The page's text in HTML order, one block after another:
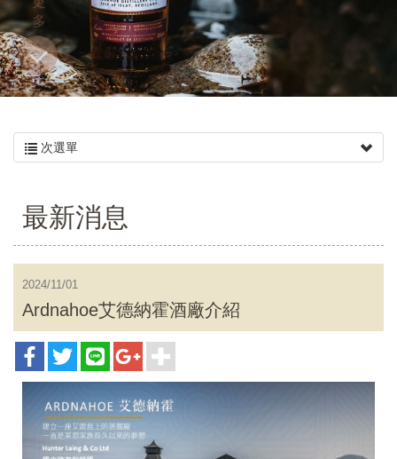
更
多
次選單
最新消息
2024/11/01
Ardnahoe艾德納霍酒廠介紹